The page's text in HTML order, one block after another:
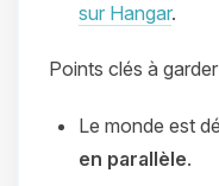
sur Hangar.
Points clés à
Le monde est
en parallèle.